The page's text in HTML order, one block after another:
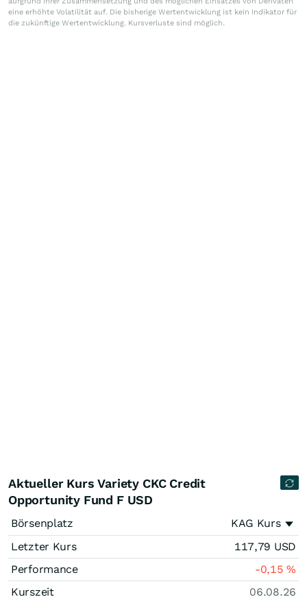
eine erhöhte Volatilität auf. Die bisherige Wertentwicklung ist kein Indikator für
die zukünftige Wertentwicklung. Kursverluste sind möglich.
Aktueller Kurs Variety CKC Credit
Opportunity Fund F USD
Börsenplatz
KAG Kurs
Letzter Kurs
117,79 USD
Performance
-0,15%
Kurszeit
06.08.26